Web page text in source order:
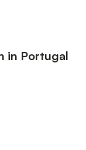
in Portugal